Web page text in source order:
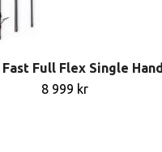
Fast Full Flex Single Hand
8 999 kr